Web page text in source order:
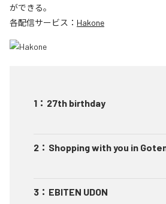
ができる。
各配信サービス： Hakone
1 ： 27th birthday
2 ： Shopping with you in
3 ： EBITEN UDON